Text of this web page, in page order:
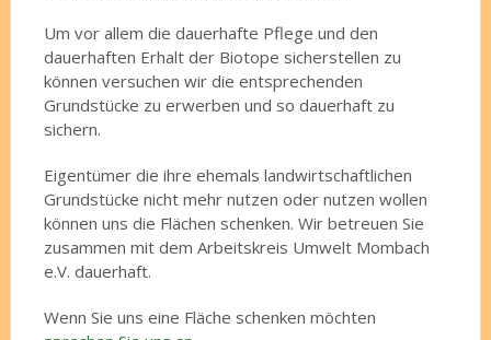
Um vor allem die dauerhafte Pflege und den
dauerhaften Erhalt der Biotope sicherstellen zu
können versuchen wir die entsprechenden
Grundstücke zu erwerben und so dauerhaft zu
sichern.
Eigentümer die ihre ehemals landwirtschaftlichen
Grundstücke nicht mehr nutzen oder nutzen wollen
können uns die Flächen schenken. Wir betreuen Sie
zusammen mit dem Arbeitskreis Umwelt Mombach
e.V. dauerhaft.
Wenn Sie uns eine Fläche schenken möchten